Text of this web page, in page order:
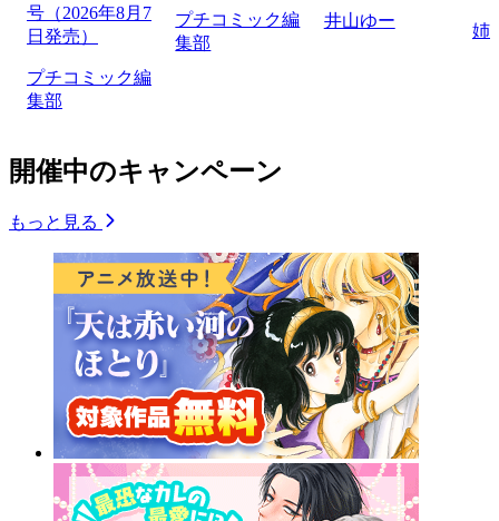
号（2026年8月7
日発売）
プチコミック編
集部
プチコミック編
集部
井山ゆー
姉
開催中のキャンペーン
もっと見る